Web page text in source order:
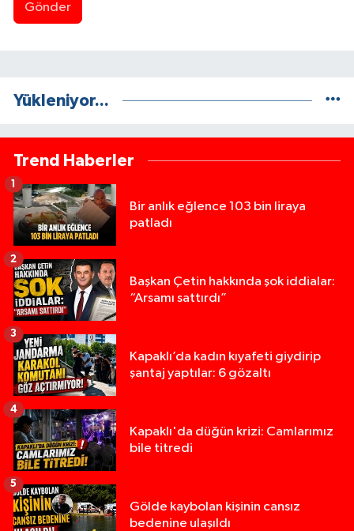
Gönder
Yükleniyor...
Trend Haberler
Bir anlık eğlence 103 bin liraya
patladı
1
Başkan Çetin hakkında şok iddialar:
“Arsamı sattırdı”
2
Kapaklı’da kadın kıyafeti giydirip
şantaj yaptılar: 6 gözaltı
3
Kapaklı'da düğün krizi: Camlarımız
bile titredi
4
Gölde kaybolan kişinin cansız
bedenine ulaşıldı
5